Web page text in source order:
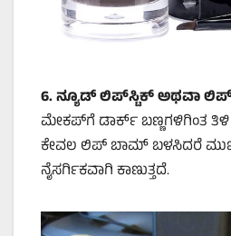
6.ನ್ಯೂಡ್ ಲಿಪ್‌ಸ್ಟಿಕ್ ಅಥವಾ
ಮೇಕಪ್‌ಗೆ ಡಾರ್ಕ್ ಬಣ್ಣಗಳಿಗಿಂತ
ಕೇವಲ ಲಿಪ್ ಬಾಮ್ ಬಳಸಿದರೆ
ನೈಸರ್ಗಿಕವಾಗಿ ಕಾಣುತ್ತದೆ.